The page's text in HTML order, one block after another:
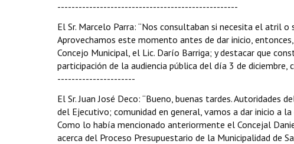
---------------------------------------------------
El Sr. Marcelo Parra: “Nos consultaban si necesita el atril
Aprovechamos este momento antes de dar inicio,
Concejo Municipal, el Lic. Darío Barriga; y destacar que
participación de la audiencia pública del día 3 de
----------------------
El Sr. Juan José Deco: “Bueno, buenas tardes.
del Ejecutivo; comunidad en general, vamos a dar inicio a
Como lo había mencionado anteriormente el Concejal
acerca del Proceso Presupuestario de la Municipalidad de